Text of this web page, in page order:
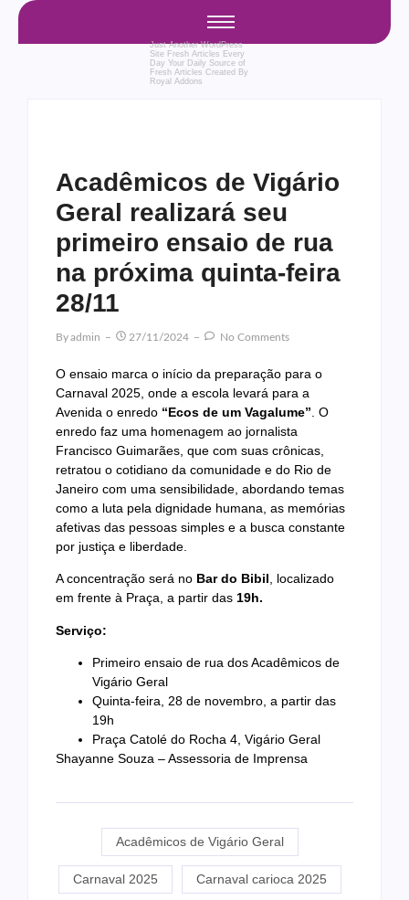
Just Another WordPress
Site Fresh Articles Every
Day Your Daily Source of
Fresh Articles Created By
Royal Addons
Acadêmicos de Vigário
Geral realizará seu
primeiro ensaio de rua
na próxima quinta-feira
28/11
ByAdmin 27/11/2024 No Comments
O ensaio marca o início da preparação para o
Carnaval 2025, onde a escola levará para a
Avenida o enredo “Ecos de um Vagalume” . O
enredo faz uma homenagem ao jornalista
Francisco Guimarães, que com suas crônicas,
retratou o cotidiano da comunidade e do Rio de
Janeiro com uma sensibilidade, abordando temas
como a luta pela dignidade humana, as memórias
afetivas das pessoas simples e a busca constante
por justiça e liberdade.
A concentração será no Bar do Bibil, localizado
em frente à Praça, a partir das 19h.
Serviço:
Primeiro ensaio de rua dos Acadêmicos de
Vigário Geral
Quinta-feira, 28 de novembro, a partir das
19h
Praça Catolé do Rocha 4, Vigário Geral
Shayanne Souza – Assessoria de Imprensa
Acadêmicos de Vigário Geral
Carnaval 2025 Carnaval carioca 2025